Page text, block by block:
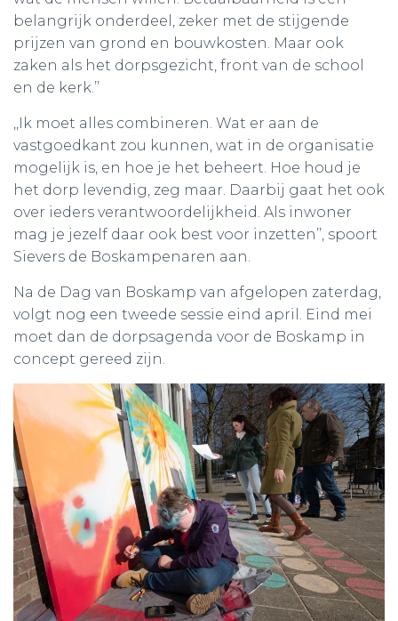
belangrijk onderdeel, zeker met de stijgende
prijzen van grond en bouwkosten. Maar ook
zaken als het dorpsgezicht, front van de school
en de kerk.’’
,,Ik moet alles combineren. Wat er aan de
vastgoedkant zou kunnen, wat in de organisatie
mogelijk is, en hoe je het beheert. Hoe houd je
het dorp levendig, zeg maar. Daarbij gaat het ook
over ieders verantwoordelijkheid. Als inwoner
mag je jezelf daar ook best voor inzetten’’, spoort
Sievers de Boskampenaren aan.
Na de Dag van Boskamp van afgelopen zaterdag,
volgt nog een tweede sessie eind april. Eind mei
moet dan de dorpsagenda voor de Boskamp in
concept gereed zijn.